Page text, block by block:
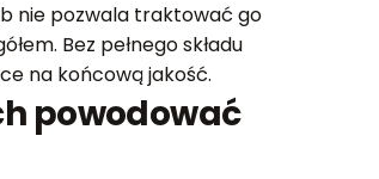
nie pozwala traktować go
Bez pełnego składu
na końcową jakość.
powodować